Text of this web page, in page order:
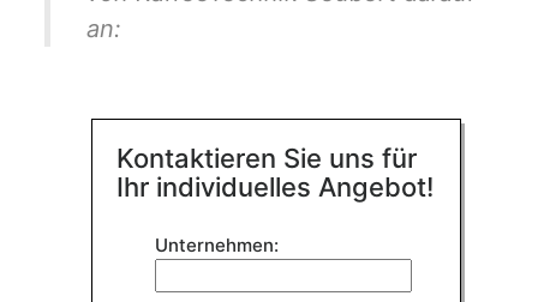
an:
Kontaktieren Sie uns für
Ihr individuelles Angebot!
lasse
Unternehmen: